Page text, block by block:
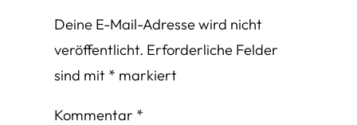
Deine E-Mail-Adresse wird nicht
veröffentlicht. Erforderliche Felder
sind mit * markiert
Kommentar *